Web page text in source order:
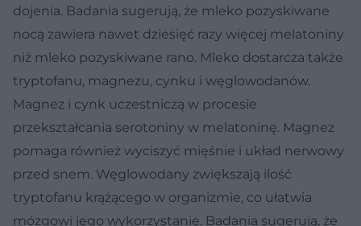
dojenia. Badania sugerują, że mleko pozyskiwane
nocą zawiera nawet dziesięć razy więcej melatoniny
niż mleko pozyskiwane rano. Mleko dostarcza także
tryptofanu, magnezu, cynku i węglowodanów.
Magnez i cynk uczestniczą w procesie
przekształcania serotoniny w melatoninę. Magnez
pomaga również wyciszyć mięśnie i układ nerwowy
przed snem. Węglowodany zwiększają ilość
tryptofanu krążącego w organizmie, co ułatwia
mózgowi jego wykorzystanie. Badania sugerują, że